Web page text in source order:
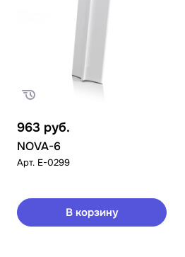
963 руб.
NOVA-6
Арт. E-0299
В корзину